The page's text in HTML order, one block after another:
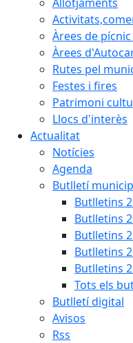
Àrees de
Àrees
Rutes pel
Festes i fires
Patrimoni
Llocs d'interès
Actualitat
Notícies
Agenda
Butlletí
Butlletins
Butlletins
Butlletins
Butlletins
Butlletins
Tots els
Butlletí digital
Avisos
Rss